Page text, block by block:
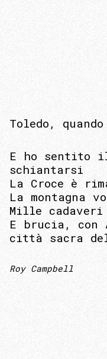
Toledo,
E ho sentito
schiantarsi
La Croce è
La montagna
Mille
E brucia, con
città sacra
Roy Campbell